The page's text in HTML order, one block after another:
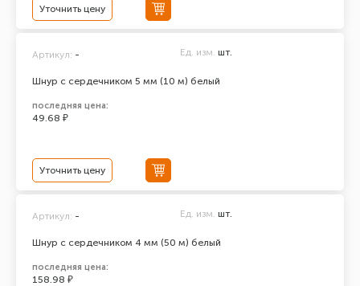
Уточнить цену
Шнур с сердечником 5 мм (10 м) белый
Артикул: - Ед. изм. шт.
последняя цена:
49.68 ₽
Уточнить цену
Шнур с сердечником 4 мм (50 м) белый
Артикул: - Ед. изм. шт.
последняя цена:
158.98 ₽